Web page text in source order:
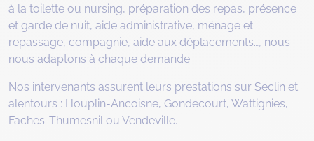
à la toilette ou nursing, préparation des repas, présence
et garde de nuit, aide administrative, ménage et
repassage, compagnie, aide aux déplacements…, nous
nous adaptons à chaque demande.
Nos intervenants assurent leurs prestations sur Seclin et
alentours : Houplin-Ancoisne, Gondecourt, Wattignies,
Faches-Thumesnil ou Vendeville.